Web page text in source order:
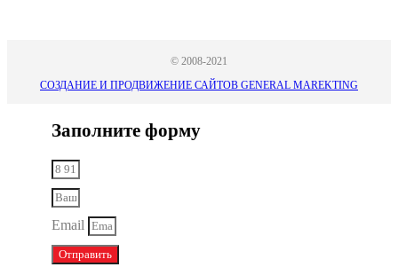
© 2008-2021
СОЗДАНИЕ И ПРОДВИЖЕНИЕ САЙТОВ GENERAL MAREKTING
Заполните форму
Email
Отправить